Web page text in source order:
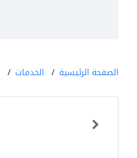
الصفحة الرئيسية الخدمات